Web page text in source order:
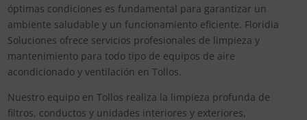
óptimas condiciones es fundamental para garantizar un
ambiente saludable y un funcionamiento eficiente. Floridia
Soluciones ofrece servicios profesionales de limpieza y
mantenimiento para todo tipo de equipos de aire
acondicionado y ventilación en Tollos.
Nuestro equipo en Tollos realiza la limpieza profunda de
filtros, conductos y unidades interiores y exteriores,